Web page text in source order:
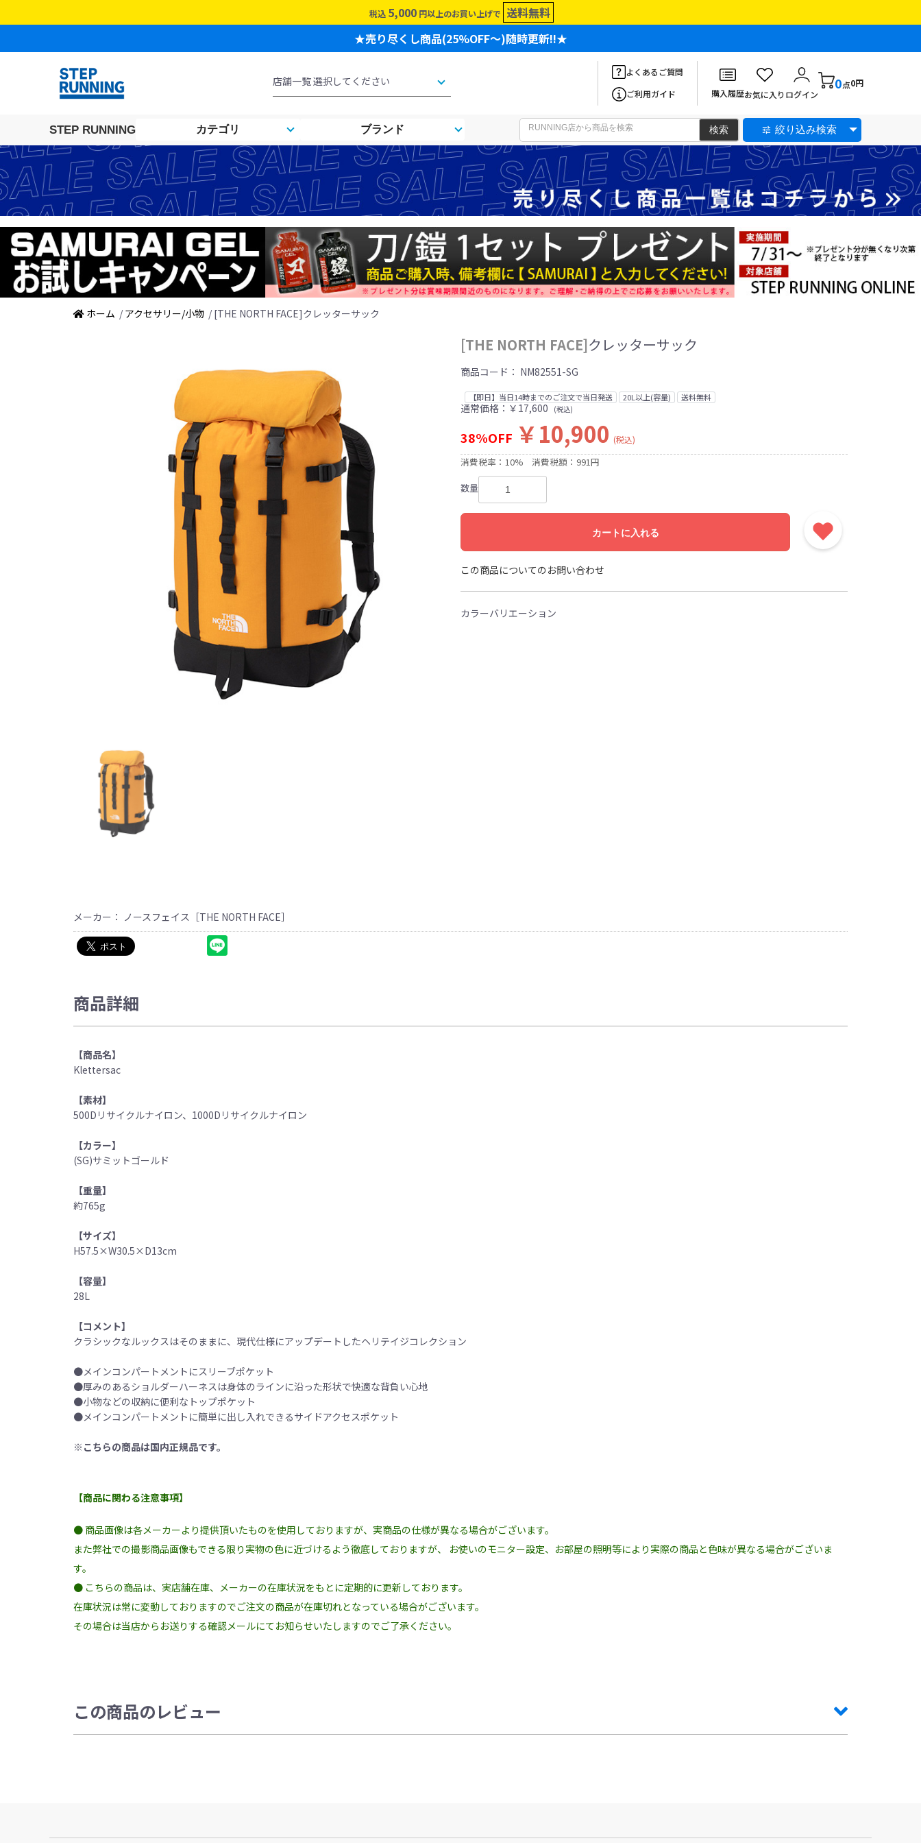
税込 5,000 円以上のお買い上げで 送料無料
★売り尽くし商品(25%OFF～)随時更新!!★
よくあるご質問
ご利用ガイド
購入履歴お気に入りログイン
0点0円
STEP RUNNING カテゴリ ブランド 絞り込み検索
ホーム / アクセサリー/小物 / [THE NORTH FACE]クレッターサック
[THE NORTH FACE]クレッターサック
商品コード： NM82551-SG
【即日】当日14時までのご注文で当日発送 20L以上(容量) 送料無料
通常価格：￥17,600 (税込)
38%OFF ￥10,900 (税込)
消費税率：10% 消費税額：991円
数量
カートに入れる
この商品についてのお問い合わせ
カラーバリエーション
メーカー： ノースフェイス［THE NORTH FACE］
商品詳細
【商品名】
Klettersac
【素材】
500Dリサイクルナイロン、1000Dリサイクルナイロン
【カラー】
(SG)サミットゴールド
【重量】
約765g
【サイズ】
H57.5×W30.5×D13cm
【容量】
28L
【コメント】
クラシックなルックスはそのままに、現代仕様にアップデートしたヘリテイジコレクション
●メインコンパートメントにスリーブポケット
●厚みのあるショルダーハーネスは身体のラインに沿った形状で快適な背負い心地
●小物などの収納に便利なトップポケット
●メインコンパートメントに簡単に出し入れできるサイドアクセスポケット
※こちらの商品は国内正規品です。
【商品に関わる注意事項】
● 商品画像は各メーカーより提供頂いたものを使用しておりますが、実商品の仕様が異なる場合がございます。
また弊社での撮影商品画像もできる限り実物の色に近づけるよう徹底しておりますが、 お使いのモニター設定、お部屋の照明等により実際の商品と色味が異なる場合がございま
す。
● こちらの商品は、実店舗在庫、メーカーの在庫状況をもとに定期的に更新しております。
在庫状況は常に変動しておりますのでご注文の商品が在庫切れとなっている場合がございます。
その場合は当店からお送りする確認メールにてお知らせいたしますのでご了承ください。
この商品のレビュー